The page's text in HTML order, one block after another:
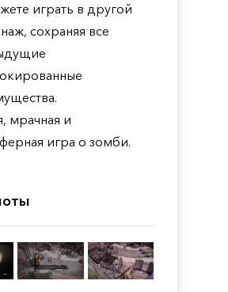
играть в другой
сохраняя все
мрачная и
игра о зомби.